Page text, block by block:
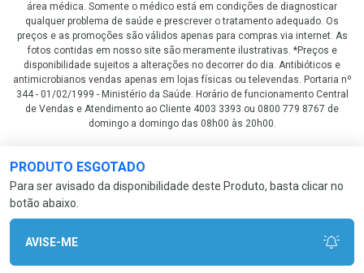
PRODUTO ESGOTADO
Para ser avisado da disponibilidade deste Produto, basta clicar no
botão abaixo.
AVISE-ME
área médica. Somente o médico está em condições de diagnosticar
qualquer problema de saúde e prescrever o tratamento adequado. Os
preços e as promoções são válidos apenas para compras via internet. As
fotos contidas em nosso site são meramente ilustrativas. *Preços e
disponibilidade sujeitos a alterações no decorrer do dia. Antibióticos e
antimicrobianos vendas apenas em lojas físicas ou televendas. Portaria nº
344 - 01/02/1999 - Ministério da Saúde. Horário de funcionamento Central
de Vendas e Atendimento ao Cliente 4003 3393 ou 0800 779 8767 de
domingo a domingo das 08h00 às 20h00.